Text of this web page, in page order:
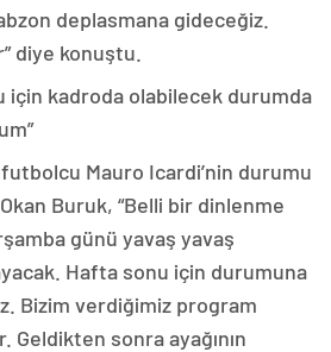
deplasmana gideceğiz.
diye konuştu.
için kadroda olabilecek durumda
Mauro Icardi’nin durumu
Buruk, “Belli bir dinlenme
günü yavaş yavaş
Hafta sonu için durumuna
Bizim verdiğimiz program
Geldikten sonra ayağının